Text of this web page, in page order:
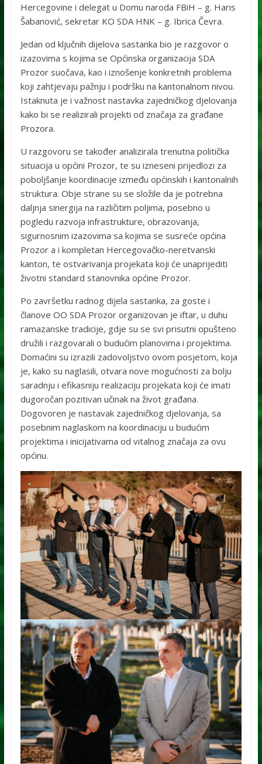
Hercegovine i delegat u Domu naroda FBiH – g. Haris
Šabanović, sekretar KO SDA HNK – g. Ibrica Čevra.
Jedan od ključnih dijelova sastanka bio je razgovor o
izazovima s kojima se Općinska organizacija SDA
Prozor suočava, kao i iznošenje konkretnih problema
koji zahtjevaju pažnju i podršku na kantonalnom nivou.
Istaknuta je i važnost nastavka zajedničkog djelovanja
kako bi se realizirali projekti od značaja za građane
Prozora.
U razgovoru se također analizirala trenutna politička
situacija u općini Prozor, te su izneseni prijedlozi za
poboljšanje koordinacije između općinskih i kantonalnih
struktura. Obje strane su se složile da je potrebna
daljnja sinergija na različitim poljima, posebno u
pogledu razvoja infrastrukture, obrazovanja,
sigurnosnim izazovima sa kojima se susreće općina
Prozor a i kompletan Hercegovačko-neretvanski
kanton, te ostvarivanja projekata koji će unaprijediti
životni standard stanovnika općine Prozor.
Po završetku radnog dijela sastanka, za goste i
članove OO SDA Prozor organizovan je iftar, u duhu
ramazanske tradicije, gdje su se svi prisutni opušteno
družili i razgovarali o budućim planovima i projektima.
Domaćini su izrazili zadovoljstvo ovom posjetom, koja
je, kako su naglasili, otvara nove mogućnosti za bolju
saradnju i efikasniju realizaciju projekata koji će imati
dugoročan pozitivan učinak na život građana.
Dogovoren je nastavak zajedničkog djelovanja, sa
posebnim naglaskom na koordinaciju u budućim
projektima i inicijativama od vitalnog značaja za ovu
općinu.